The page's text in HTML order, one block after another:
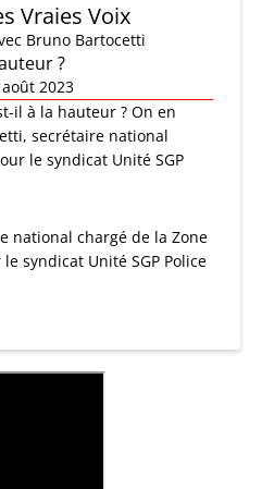
Vraies Voix
Bruno Bartocetti
?
2023
il à la hauteur ? On en
secrétaire national
le syndicat Unité SGP
national chargé de la Zone
syndicat Unité SGP Police